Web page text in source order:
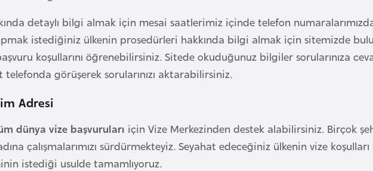
detaylı bilgi almak için mesai saatlerimiz içinde telefon
istediğiniz ülkenin prosedürleri hakkında bilgi almak için sitemizde
koşullarını öğrenebilirsiniz. Sitede okuduğunuz bilgiler sorularınıza
görüşerek sorularınızı aktarabilirsiniz.
Adresi
dünya vize başvuruları için Vize Merkezinden destek alabilirsiniz. Birçok
çalışmalarımızı sürdürmekteyiz. Seyahat edeceğiniz ülkenin vize
istediği usulde tamamlıyoruz.